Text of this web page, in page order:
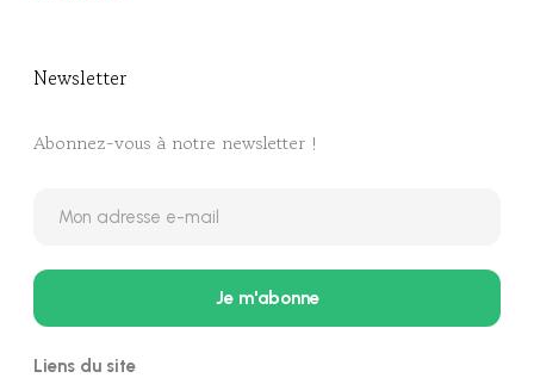
Newsletter​
Abonnez-vous à notre newsletter !
Liens du site